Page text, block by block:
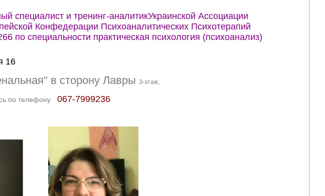
специалист и тренинг-аналитикУкраинской Ассоциации
Конфедерации Психоаналитических Психотерапий
по специальности практическая психология (психоанализ)
16
в сторону ЛаврыЗ-этаж,
по телефону 067-7999236